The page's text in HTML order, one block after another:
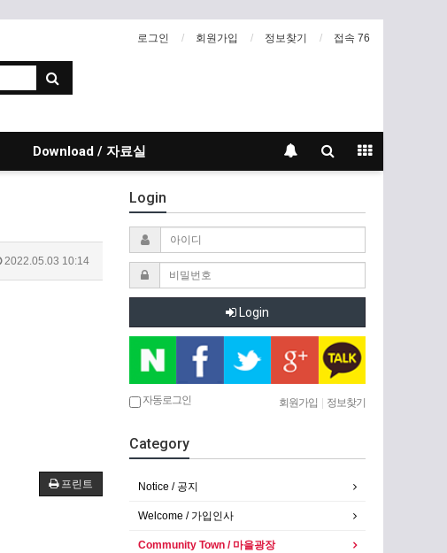
로그인 회원가입 정보찾기 접속 76
Download / 자료실
2022.05.03 10:14
프린트
Login
Login
자동로그인 회원가입 | 정보찾기
Category
Notice / 공지
Welcome / 가입인사
Community Town / 마을광장